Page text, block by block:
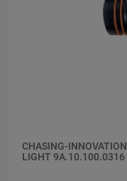
CHASING-
LIGHT 9A.10.100.0316